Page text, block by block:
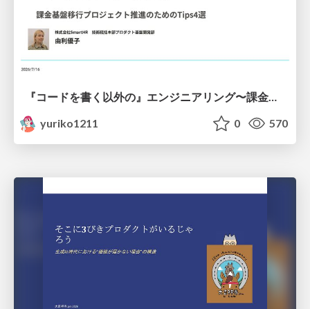
yuriko1211
0 570